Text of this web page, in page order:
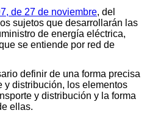
de 27 de noviembre, del
sujetos que desarrollarán las
de energía eléctrica,
se entiende por red de
definir de una forma precisa
y distribución, los elementos
y distribución y la forma
ellas.